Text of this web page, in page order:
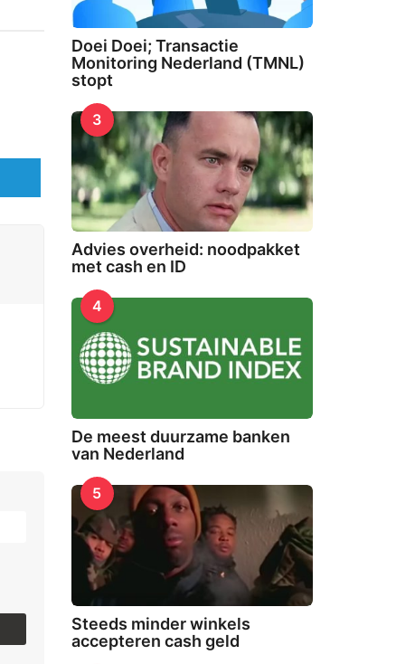
Doei Doei; Transactie
Monitoring Nederland (TMNL)
stopt
3
Advies overheid: noodpakket
met cash en ID
4
De meest duurzame banken
van Nederland
5
Steeds minder winkels
accepteren cash geld